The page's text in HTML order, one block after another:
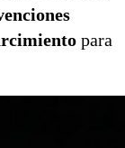
para